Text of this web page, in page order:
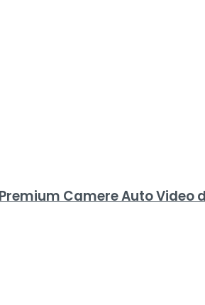
Premium Camere Auto Video